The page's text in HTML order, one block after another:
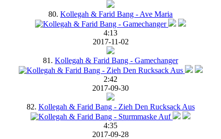
80. Kollegah & Farid Bang - Ave Maria
4:13
2017-11-02
81. Kollegah & Farid Bang - Gamechanger
2:42
2017-09-30
82. Kollegah & Farid Bang - Zieh Den Rucksack Aus
4:35
2017-09-28